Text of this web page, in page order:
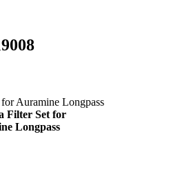
Filter Set for
Longpass